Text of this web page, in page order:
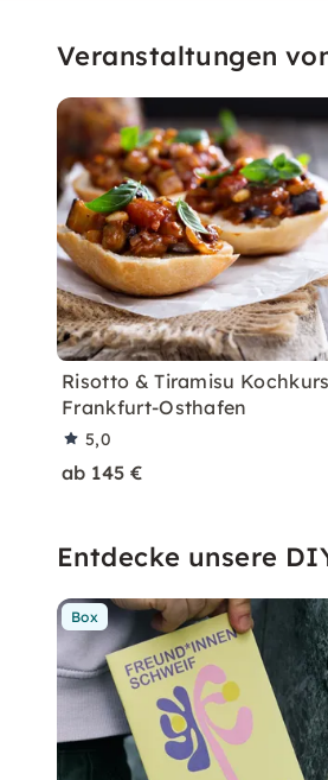
Veranstaltungen
Risotto & Tiramisu
Frankfurt-Osthafen
5,0
ab 145 €
Entdecke unsere
Box